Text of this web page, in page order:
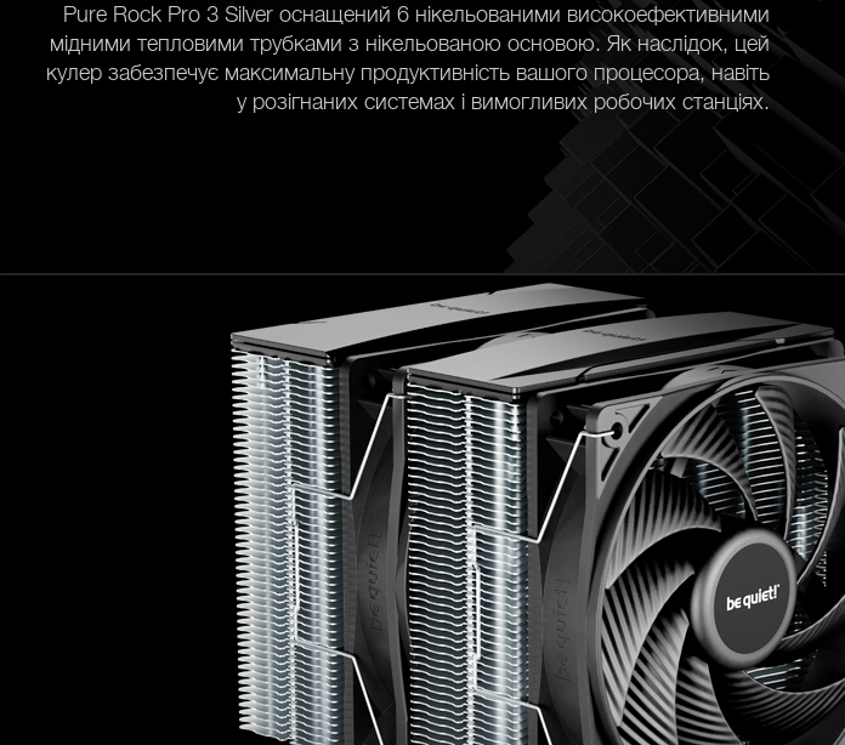
Pure Rock Pro 3 Silver оснащений 6 нікельованими високоефективними
мідними тепловими трубками з нікельованою основою. Як наслідок, цей
кулер забезпечує максимальну продуктивність вашого процесора, навіть
у розігнаних системах і вимогливих робочих станціях.